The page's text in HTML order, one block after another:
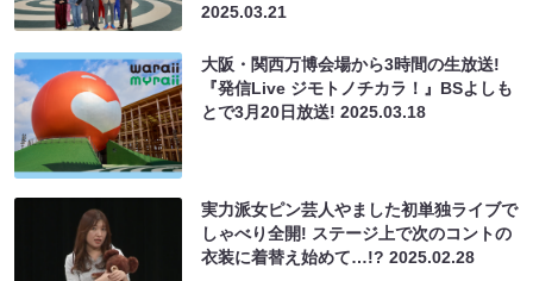
2025.03.21
大阪・関西万博会場から3時間の生放送!
『発信Live ジモトノチカラ！』BSよしも
とで3月20日放送!2025.03.18
実力派女ピン芸人やました初単独ライブで
しゃべり全開! ステージ上で次のコントの
衣装に着替え始めて…!?2025.02.28